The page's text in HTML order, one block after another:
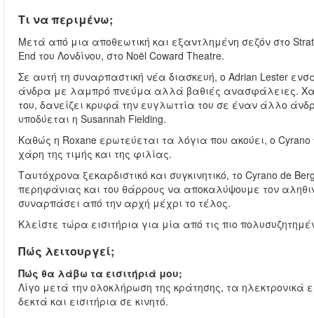
Τι να περιμένω;
Μετά από μια αποθεωτική και εξαντλημένη σεζόν στο
End του Λονδίνου, στο Noël Coward Theatre.
Σε αυτή τη συναρπαστική νέα διασκευή, ο Adrian Lester
άνδρα με λαμπρό πνεύμα αλλά βαθιές ανασφάλειες.
του, δανείζει κρυφά την ευγλωττία του σε έναν άλλο
υποδύεται η Susannah Fielding.
Καθώς η Roxane ερωτεύεται τα λόγια που ακούει, ο
χάρη της τιμής και της φιλίας.
Ταυτόχρονα ξεκαρδιστικό και συγκινητικό, το Cyrano de
περηφάνιας και του θάρρους να αποκαλύψουμε τον
συναρπάσει από την αρχή μέχρι το τέλος.
Κλείστε τώρα εισιτήρια για μία από τις πιο
Πώς λειτουργεί;
Πώς θα λάβω τα εισιτήριά μου;
Λίγο μετά την ολοκλήρωση της κράτησης, τα ηλεκτρονικά
δεκτά και εισιτήρια σε κινητό.